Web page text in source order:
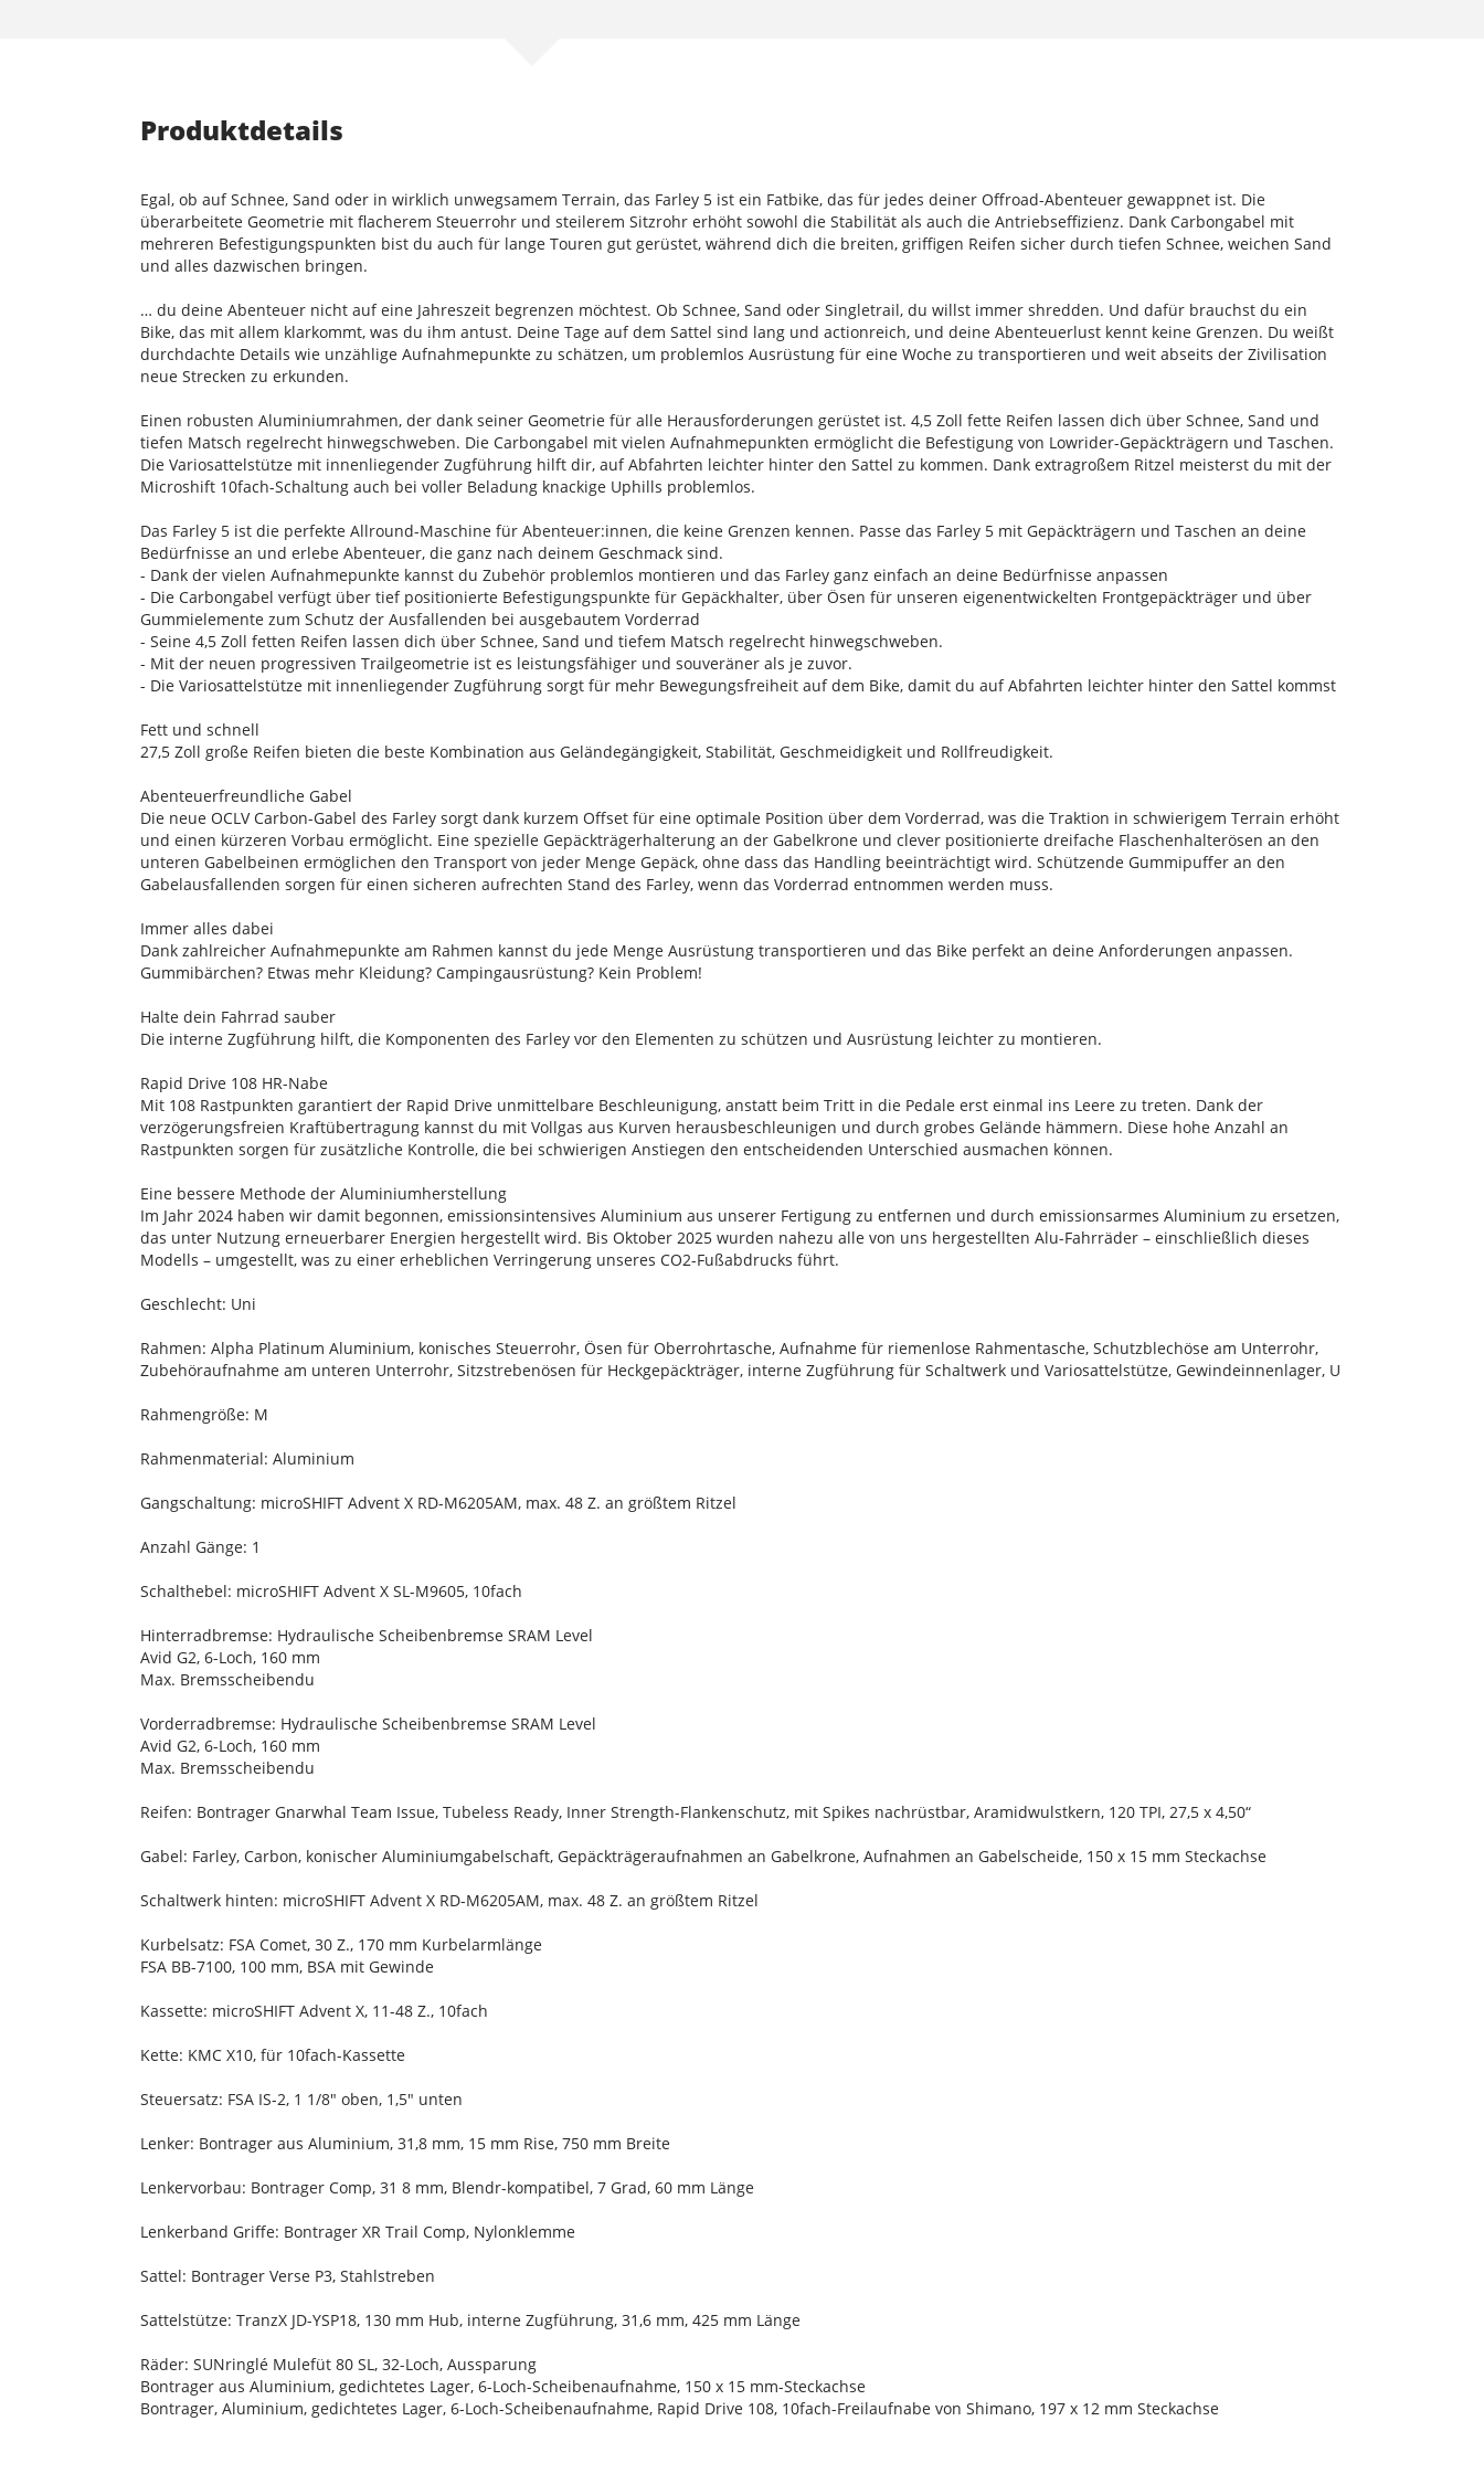
Produktdetails
Egal, ob auf Schnee, Sand oder in wirklich unwegsamem Terrain, das Farley 5 ist ein Fatbike, das für jedes deiner Offroad-Abenteuer gewappnet ist. Die
überarbeitete Geometrie mit flacherem Steuerrohr und steilerem Sitzrohr erhöht sowohl die Stabilität als auch die Antriebseffizienz. Dank Carbongabel mit
mehreren Befestigungspunkten bist du auch für lange Touren gut gerüstet, während dich die breiten, griffigen Reifen sicher durch tiefen Schnee, weichen Sand
und alles dazwischen bringen.
… du deine Abenteuer nicht auf eine Jahreszeit begrenzen möchtest. Ob Schnee, Sand oder Singletrail, du willst immer shredden. Und dafür brauchst du ein
Bike, das mit allem klarkommt, was du ihm antust. Deine Tage auf dem Sattel sind lang und actionreich, und deine Abenteuerlust kennt keine Grenzen. Du weißt
durchdachte Details wie unzählige Aufnahmepunkte zu schätzen, um problemlos Ausrüstung für eine Woche zu transportieren und weit abseits der Zivilisation
neue Strecken zu erkunden.
Einen robusten Aluminiumrahmen, der dank seiner Geometrie für alle Herausforderungen gerüstet ist. 4,5 Zoll fette Reifen lassen dich über Schnee, Sand und
tiefen Matsch regelrecht hinwegschweben. Die Carbongabel mit vielen Aufnahmepunkten ermöglicht die Befestigung von Lowrider-Gepäckträgern und Taschen.
Die Variosattelstütze mit innenliegender Zugführung hilft dir, auf Abfahrten leichter hinter den Sattel zu kommen. Dank extragroßem Ritzel meisterst du mit der
Microshift 10fach-Schaltung auch bei voller Beladung knackige Uphills problemlos.
Das Farley 5 ist die perfekte Allround-Maschine für Abenteuer:innen, die keine Grenzen kennen. Passe das Farley 5 mit Gepäckträgern und Taschen an deine
Bedürfnisse an und erlebe Abenteuer, die ganz nach deinem Geschmack sind.
- Dank der vielen Aufnahmepunkte kannst du Zubehör problemlos montieren und das Farley ganz einfach an deine Bedürfnisse anpassen
- Die Carbongabel verfügt über tief positionierte Befestigungspunkte für Gepäckhalter, über Ösen für unseren eigenentwickelten Frontgepäckträger und über
Gummielemente zum Schutz der Ausfallenden bei ausgebautem Vorderrad
- Seine 4,5 Zoll fetten Reifen lassen dich über Schnee, Sand und tiefem Matsch regelrecht hinwegschweben.
- Mit der neuen progressiven Trailgeometrie ist es leistungsfähiger und souveräner als je zuvor.
- Die Variosattelstütze mit innenliegender Zugführung sorgt für mehr Bewegungsfreiheit auf dem Bike, damit du auf Abfahrten leichter hinter den Sattel kommst
Fett und schnell
27,5 Zoll große Reifen bieten die beste Kombination aus Geländegängigkeit, Stabilität, Geschmeidigkeit und Rollfreudigkeit.
Abenteuerfreundliche Gabel
Die neue OCLV Carbon-Gabel des Farley sorgt dank kurzem Offset für eine optimale Position über dem Vorderrad, was die Traktion in schwierigem Terrain erhöht
und einen kürzeren Vorbau ermöglicht. Eine spezielle Gepäckträgerhalterung an der Gabelkrone und clever positionierte dreifache Flaschenhalterösen an den
unteren Gabelbeinen ermöglichen den Transport von jeder Menge Gepäck, ohne dass das Handling beeinträchtigt wird. Schützende Gummipuffer an den
Gabelausfallenden sorgen für einen sicheren aufrechten Stand des Farley, wenn das Vorderrad entnommen werden muss.
Immer alles dabei
Dank zahlreicher Aufnahmepunkte am Rahmen kannst du jede Menge Ausrüstung transportieren und das Bike perfekt an deine Anforderungen anpassen.
Gummibärchen? Etwas mehr Kleidung? Campingausrüstung? Kein Problem!
Halte dein Fahrrad sauber
Die interne Zugführung hilft, die Komponenten des Farley vor den Elementen zu schützen und Ausrüstung leichter zu montieren.
Rapid Drive 108 HR-Nabe
Mit 108 Rastpunkten garantiert der Rapid Drive unmittelbare Beschleunigung, anstatt beim Tritt in die Pedale erst einmal ins Leere zu treten. Dank der
verzögerungsfreien Kraftübertragung kannst du mit Vollgas aus Kurven herausbeschleunigen und durch grobes Gelände hämmern. Diese hohe Anzahl an
Rastpunkten sorgen für zusätzliche Kontrolle, die bei schwierigen Anstiegen den entscheidenden Unterschied ausmachen können.
Eine bessere Methode der Aluminiumherstellung
Im Jahr 2024 haben wir damit begonnen, emissionsintensives Aluminium aus unserer Fertigung zu entfernen und durch emissionsarmes Aluminium zu ersetzen,
das unter Nutzung erneuerbarer Energien hergestellt wird. Bis Oktober 2025 wurden nahezu alle von uns hergestellten Alu-Fahrräder – einschließlich dieses
Modells – umgestellt, was zu einer erheblichen Verringerung unseres CO2-Fußabdrucks führt.
Geschlecht: Uni
Rahmen: Alpha Platinum Aluminium, konisches Steuerrohr, Ösen für Oberrohrtasche, Aufnahme für riemenlose Rahmentasche, Schutzblechöse am Unterrohr,
Zubehöraufnahme am unteren Unterrohr, Sitzstrebenösen für Heckgepäckträger, interne Zugführung für Schaltwerk und Variosattelstütze, Gewindeinnenlager, U
Rahmengröße: M
Rahmenmaterial: Aluminium
Gangschaltung: microSHIFT Advent X RD-M6205AM, max. 48 Z. an größtem Ritzel
Anzahl Gänge: 1
Schalthebel: microSHIFT Advent X SL-M9605, 10fach
Hinterradbremse: Hydraulische Scheibenbremse SRAM Level
Avid G2, 6-Loch, 160 mm
Max. Bremsscheibendu
Vorderradbremse: Hydraulische Scheibenbremse SRAM Level
Avid G2, 6-Loch, 160 mm
Max. Bremsscheibendu
Reifen: Bontrager Gnarwhal Team Issue, Tubeless Ready, Inner Strength-Flankenschutz, mit Spikes nachrüstbar, Aramidwulstkern, 120 TPI, 27,5 x 4,50“
Gabel: Farley, Carbon, konischer Aluminiumgabelschaft, Gepäckträgeraufnahmen an Gabelkrone, Aufnahmen an Gabelscheide, 150 x 15 mm Steckachse
Schaltwerk hinten: microSHIFT Advent X RD-M6205AM, max. 48 Z. an größtem Ritzel
Kurbelsatz: FSA Comet, 30 Z., 170 mm Kurbelarmlänge
FSA BB-7100, 100 mm, BSA mit Gewinde
Kassette: microSHIFT Advent X, 11-48 Z., 10fach
Kette: KMC X10, für 10fach-Kassette
Steuersatz: FSA IS-2, 1 1/8" oben, 1,5" unten
Lenker: Bontrager aus Aluminium, 31,8 mm, 15 mm Rise, 750 mm Breite
Lenkervorbau: Bontrager Comp, 31 8 mm, Blendr-kompatibel, 7 Grad, 60 mm Länge
Lenkerband Griffe: Bontrager XR Trail Comp, Nylonklemme
Sattel: Bontrager Verse P3, Stahlstreben
Sattelstütze: TranzX JD-YSP18, 130 mm Hub, interne Zugführung, 31,6 mm, 425 mm Länge
Räder: SUNringlé Mulefüt 80 SL, 32-Loch, Aussparung
Bontrager aus Aluminium, gedichtetes Lager, 6-Loch-Scheibenaufnahme, 150 x 15 mm-Steckachse
Bontrager, Aluminium, gedichtetes Lager, 6-Loch-Scheibenaufnahme, Rapid Drive 108, 10fach-Freilaufnabe von Shimano, 197 x 12 mm Steckachse